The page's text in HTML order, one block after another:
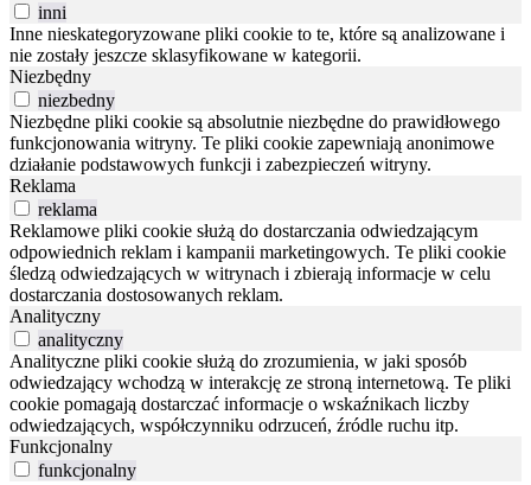
inni
Inne nieskategoryzowane pliki cookie to te, które są analizowane i
nie zostały jeszcze sklasyfikowane w kategorii.
Niezbędny
niezbedny
Niezbędne pliki cookie są absolutnie niezbędne do prawidłowego
funkcjonowania witryny. Te pliki cookie zapewniają anonimowe
działanie podstawowych funkcji i zabezpieczeń witryny.
Reklama
reklama
Reklamowe pliki cookie służą do dostarczania odwiedzającym
odpowiednich reklam i kampanii marketingowych. Te pliki cookie
śledzą odwiedzających w witrynach i zbierają informacje w celu
dostarczania dostosowanych reklam.
Analityczny
analityczny
Analityczne pliki cookie służą do zrozumienia, w jaki sposób
odwiedzający wchodzą w interakcję ze stroną internetową. Te pliki
cookie pomagają dostarczać informacje o wskaźnikach liczby
odwiedzających, współczynniku odrzuceń, źródle ruchu itp.
Funkcjonalny
funkcjonalny